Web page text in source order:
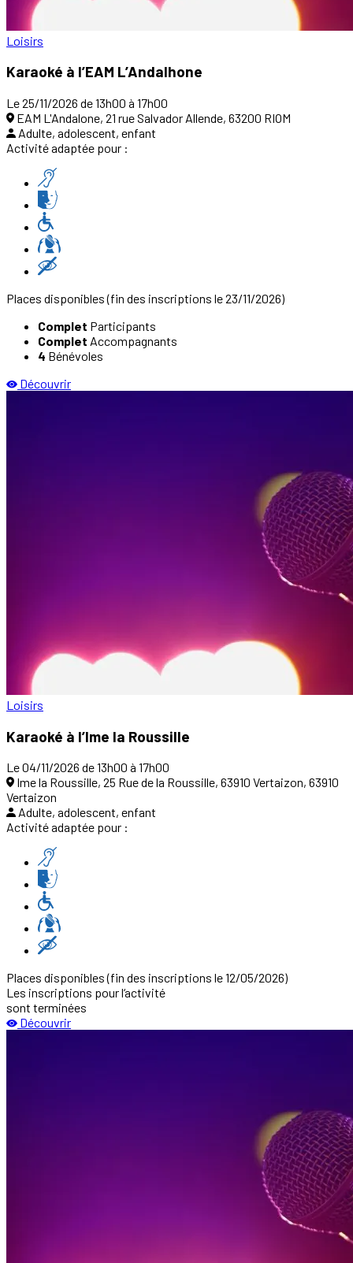
Loisirs
Karaoké à l’EAM L’Andalhone
Le 25/11/2026 de 13h00 à 17h00
EAM L'Andalone, 21 rue Salvador Allende, 63200 RIOM
Adulte, adolescent, enfant
Activité adaptée pour :
Places disponibles(fin des inscriptions le 23/11/2026)
Complet Participants
Complet Accompagnants
4 Bénévoles
Découvrir
Loisirs
Karaoké à l’Ime la Roussille
Le 04/11/2026 de 13h00 à 17h00
Ime la Roussille, 25 Rue de la Roussille, 63910 Vertaizon, 63910
Vertaizon
Adulte, adolescent, enfant
Activité adaptée pour :
Places disponibles(fin des inscriptions le 12/05/2026)
Les inscriptions pour l‘activité
sont terminées
Découvrir